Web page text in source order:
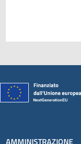
AMMINISTRAZIONE